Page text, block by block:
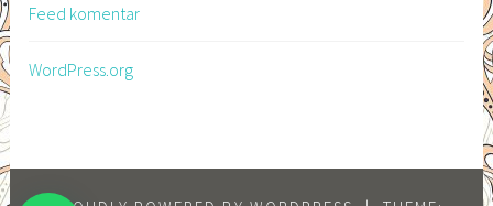
Feed komentar
WordPress.org